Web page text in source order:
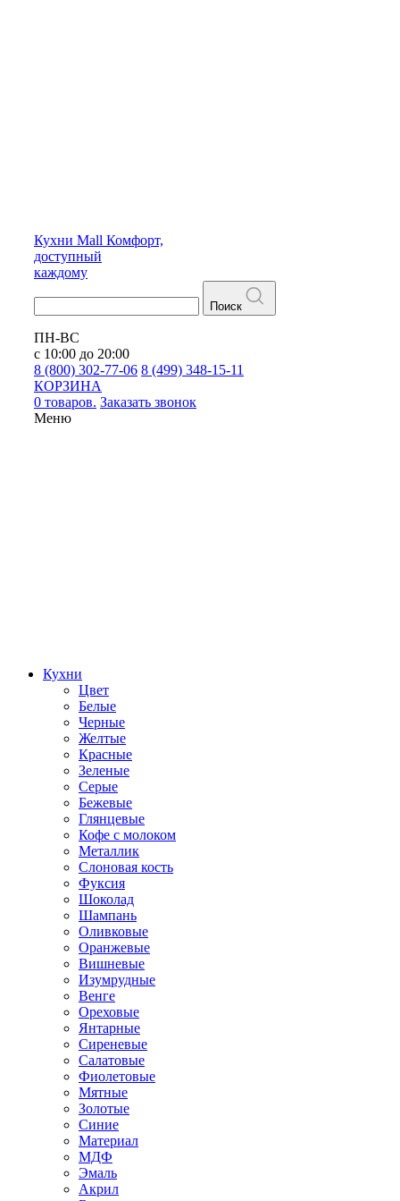
Кухни Mall Комфорт,
доступный
каждому
Поиск
ПН-ВС
с 10:00 до 20:00
8 (800) 302-77-06 8 (499) 348-15-11
КОРЗИНА
0 товаров. Заказать звонок
Меню
Кухни
Цвет
Белые
Черные
Желтые
Красные
Зеленые
Серые
Бежевые
Глянцевые
Кофе с молоком
Металлик
Слоновая кость
Фуксия
Шоколад
Шампань
Оливковые
Оранжевые
Вишневые
Изумрудные
Венге
Ореховые
Янтарные
Сиреневые
Салатовые
Фиолетовые
Мятные
Золотые
Синие
Материал
МДФ
Эмаль
Акрил